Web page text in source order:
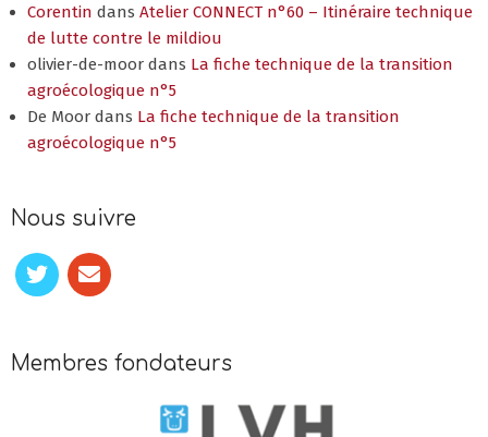
Corentin dans Atelier CONNECT n°60 – Itinéraire technique
de lutte contre le mildiou
olivier-de-moor dans La fiche technique de la transition
agroécologique n°5
De Moor dans La fiche technique de la transition
agroécologique n°5
Nous suivre
Membres fondateurs